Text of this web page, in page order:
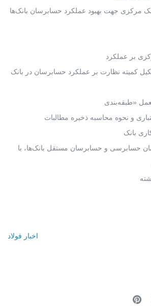
مرکزی جهت بهبود عملکرد حسابرسان بانک‌ها
کمیته نظارت بر عملکرد حسابرسان در بانک
و نحوه محاسبه ذخیره مطالبات
بانک
حسابرسی و حسابرسان مستقل بانک‌ها، با
اخبار فولاد